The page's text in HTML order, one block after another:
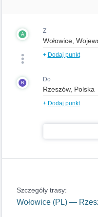
A Z
+ Dodaj punkt
B Do
+ Dodaj punkt
Szczegóły trasy:
Wołowice (PL) —